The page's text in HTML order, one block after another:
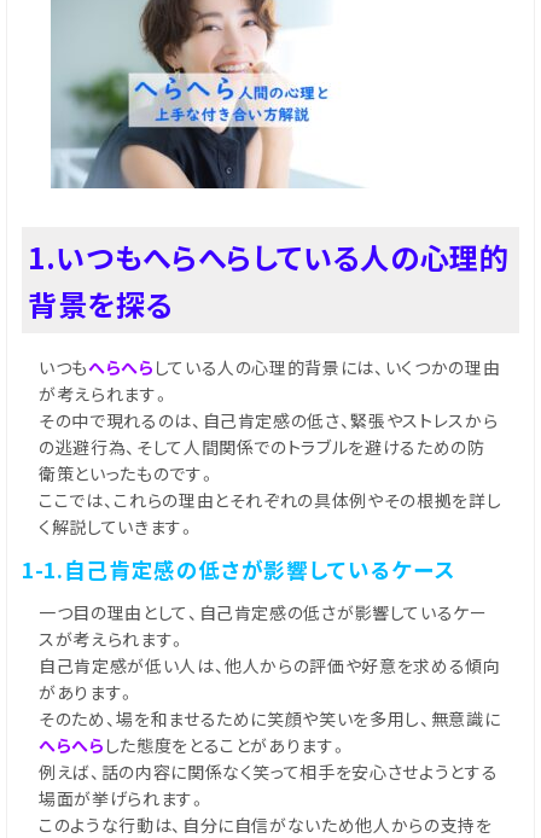
1.いつもへらへらしている人の心理的
背景を探る
いつもへらへら している人の心理的背景には、いくつかの理由
が考えられます。
その中で現れるのは、自己肯定感の低さ、緊張やストレスから
の逃避行為、そして人間関係でのトラブルを避けるための防
衛策といったものです。
ここでは、これらの理由とそれぞれの具体例やその根拠を詳し
く解説していきます。
1-1.自己肯定感の低さが影響しているケース
一つ目の理由として、自己肯定感の低さが影響しているケー
スが考えられます。
自己肯定感が低い人は、他人からの評価や好意を求める傾向
があります。
そのため、場を和ませるために笑顔や笑いを多用し、無意識に
へらへら した態度をとることがあります。
例えば、話の内容に関係なく笑って相手を安心させようとする
場面が挙げられます。
このような行動は、自分に自信がないため他人からの支持を